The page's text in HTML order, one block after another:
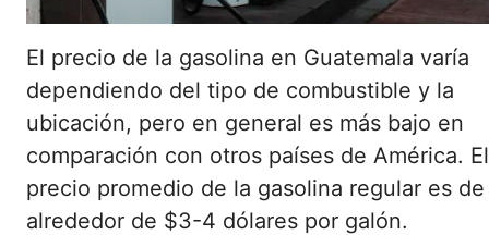
El precio de la gasolina en Guatemala varía
dependiendo del tipo de combustible y la
ubicación, pero en general es más bajo en
comparación con otros países de América. El
precio promedio de la gasolina regular es de
alrededor de $3-4 dólares por galón.